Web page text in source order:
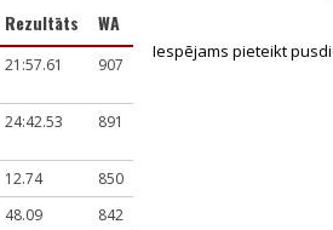
Rezultāts WA
21:57.61 907
24:42.53 891
12.74
850
48.09
842
Iespējams pieteikt